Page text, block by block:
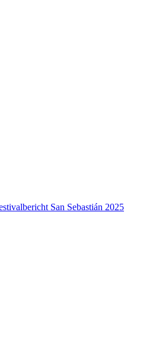
San Sebastián 2025